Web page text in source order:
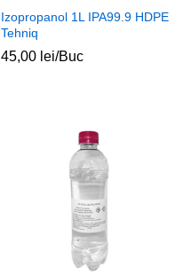
Izopropanol 1L IPA99.9 HDPE
Tehniq
45,00 lei/Buc